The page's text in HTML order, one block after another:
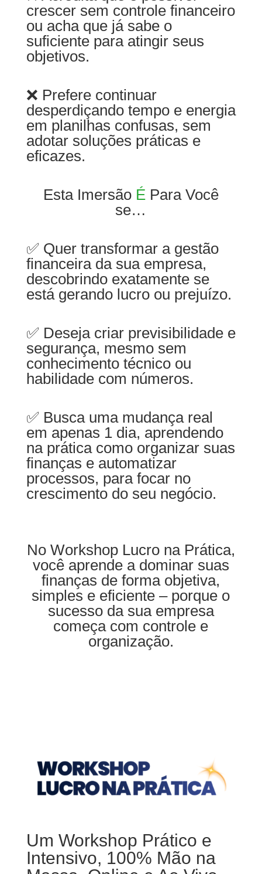
crescer sem controle financeiro
ou acha que já sabe o
suficiente para atingir seus
objetivos.
❌ Prefere continuar
desperdiçando tempo e energia
em planilhas confusas, sem
adotar soluções práticas e
eficazes.
Esta Imersão ÉPara Você
se…
✅ Quer transformar a gestão
financeira da sua empresa,
descobrindo exatamente se
está gerando lucro ou prejuízo.
✅ Deseja criar previsibilidade e
segurança, mesmo sem
conhecimento técnico ou
habilidade com números.
✅ Busca uma mudança real
em apenas 1 dia, aprendendo
na prática como organizar suas
finanças e automatizar
processos, para focar no
crescimento do seu negócio.
No Workshop Lucro na Prática,
você aprende a dominar suas
finanças de forma objetiva,
simples e eficiente – porque o
sucesso da sua empresa
começa com controle e
organização.
Um Workshop Prático e
Intensivo, 100% Mão na